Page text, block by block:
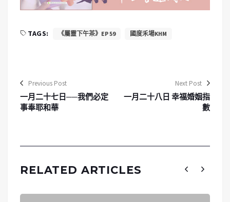
TAGS: 《屬靈下午茶》EP 59 國度禾場KHM
Previous Post
一月二十七日──我們必定
事奉耶和華
Next Post
一月二十八日 幸福婚姻指
數
RELATED ARTICLES